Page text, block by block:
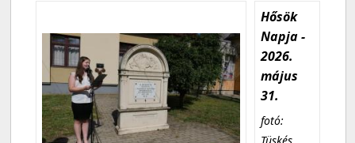
Hősök
Napja -
2026.
május
31.
fotó: